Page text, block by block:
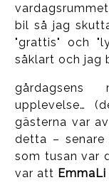
bil så jag
"grattis" och
såklart och jag
upplevelse…
gästerna var
detta –
som tusan var
var att